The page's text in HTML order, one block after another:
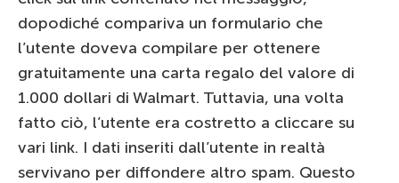
dopodiché compariva un formulario che
l’utente doveva compilare per ottenere
gratuitamente una carta regalo del valore di
1.000 dollari di Walmart. Tuttavia, una volta
fatto ciò, l’utente era costretto a cliccare su
vari link. I dati inseriti dall’utente in realtà
servivano per diffondere altro spam. Questo